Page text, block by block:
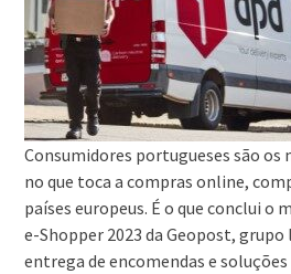
Consumidores portugueses são os
no que toca a compras online,
países europeus. É o que conclui o
e-Shopper 2023 da Geopost,
entrega de encomendas e